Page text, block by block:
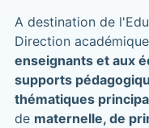
A destination de
Direction
enseignants et aux
supports
thématiques
de maternelle, de